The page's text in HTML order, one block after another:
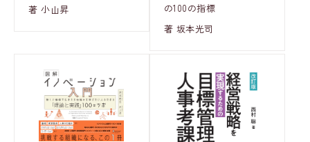
著 小山昇
の100の指標
著 坂本光司